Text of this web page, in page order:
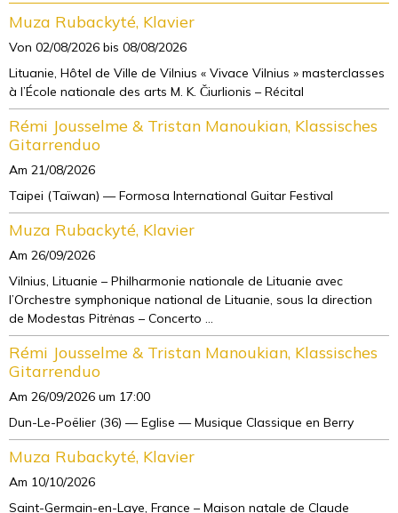
Muza Rubackyté, Klavier
Von 02/08/2026 bis 08/08/2026
Lituanie, Hôtel de Ville de Vilnius « Vivace Vilnius » masterclasses
à l’École nationale des arts M. K. Čiurlionis – Récital
Rémi Jousselme & Tristan Manoukian, Klassisches
Gitarrenduo
Am 21/08/2026
Taipei (Taïwan) — Formosa International Guitar Festival
Muza Rubackyté, Klavier
Am 26/09/2026
Vilnius, Lituanie – Philharmonie nationale de Lituanie avec
l’Orchestre symphonique national de Lituanie, sous la direction
de Modestas Pitrėnas – Concerto ...
Rémi Jousselme & Tristan Manoukian, Klassisches
Gitarrenduo
Am 26/09/2026 um 17:00
Dun-Le-Poëlier (36) — Eglise — Musique Classique en Berry
Muza Rubackyté, Klavier
Am 10/10/2026
Saint-Germain-en-Laye, France – Maison natale de Claude